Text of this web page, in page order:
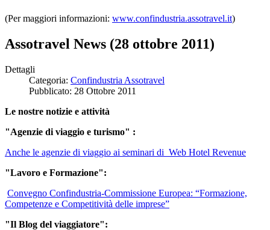
(Per maggiori informazioni: www.confindustria.assotravel.it)
Assotravel News (28 ottobre 2011)
Dettagli
Categoria: Confindustria Assotravel
Pubblicato: 28 Ottobre 2011
Le nostre notizie e attività
"Agenzie di viaggio e turismo" :
Anche le agenzie di viaggio ai seminari di Web Hotel Revenue
"Lavoro e Formazione":
Convegno Confindustria-Commissione Europea: “Formazione,
Competenze e Competitività delle imprese”
"Il Blog del viaggiatore":